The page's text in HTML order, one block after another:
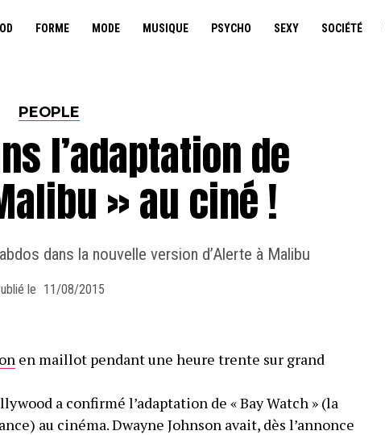
FORME MODE MUSIQUE PSYCHO SEXY SOCIÉTÉ
PEOPLE
l’adaptation de
» au ciné !
dans la nouvelle version d’Alerte à Malibu
le 11/08/2015
en maillot pendant une heure trente sur grand
a confirmé l’adaptation de « Bay Watch » (la
au cinéma. Dwayne Johnson avait, dès l’annonce